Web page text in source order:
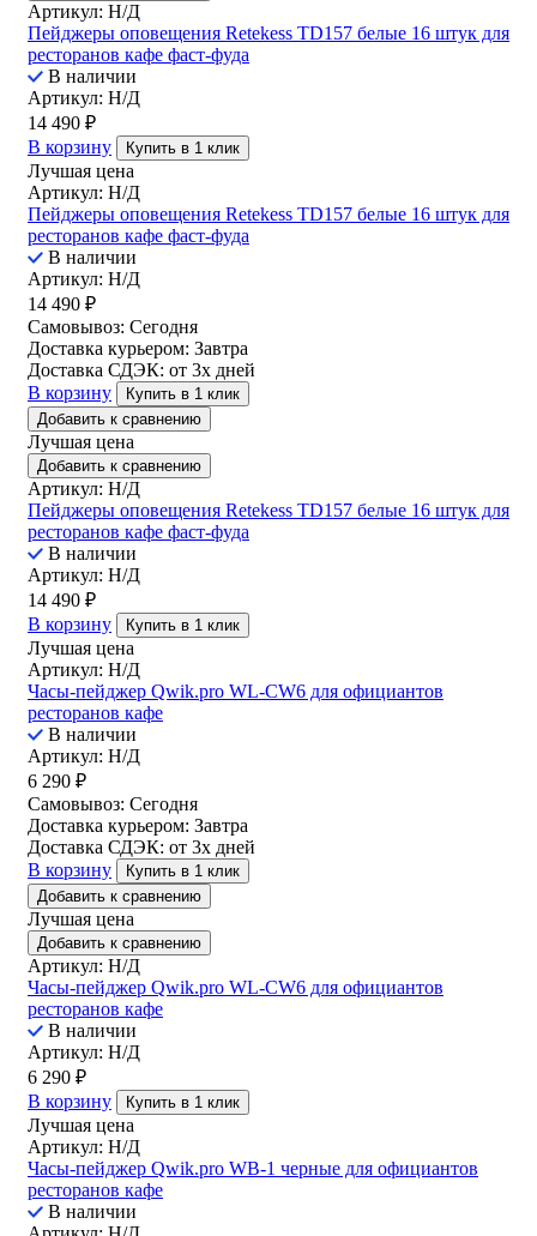
Артикул: Н/Д
Пейджеры оповещения Retekess TD157 белые 16 штук для
ресторанов кафе фаст-фуда
В наличии
Артикул: Н/Д
14 490 ₽
В корзину
Купить в 1 клик
Лучшая цена
Артикул: Н/Д
Пейджеры оповещения Retekess TD157 белые 16 штук для
ресторанов кафе фаст-фуда
В наличии
Артикул: Н/Д
14 490 ₽
Самовывоз: Сегодня
Доставка курьером: Завтра
Доставка СДЭК: от 3х дней
В корзину
Купить в 1 клик
Добавить к сравнению
Лучшая цена
Добавить к сравнению
Артикул: Н/Д
Пейджеры оповещения Retekess TD157 белые 16 штук для
ресторанов кафе фаст-фуда
В наличии
Артикул: Н/Д
14 490 ₽
В корзину
Купить в 1 клик
Лучшая цена
Артикул: Н/Д
Часы-пейджер Qwik.pro WL-CW6 для официантов
ресторанов кафе
В наличии
Артикул: Н/Д
6 290 ₽
Самовывоз: Сегодня
Доставка курьером: Завтра
Доставка СДЭК: от 3х дней
В корзину
Купить в 1 клик
Добавить к сравнению
Лучшая цена
Добавить к сравнению
Артикул: Н/Д
Часы-пейджер Qwik.pro WL-CW6 для официантов
ресторанов кафе
В наличии
Артикул: Н/Д
6 290 ₽
В корзину
Купить в 1 клик
Лучшая цена
Артикул: Н/Д
Часы-пейджер Qwik.pro WB-1 черные для официантов
ресторанов кафе
В наличии